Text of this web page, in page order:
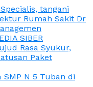
tangani
Rumah Sakit Dr
SIBER
Rasa Syukur,
Paket
SMP N 5 Tuban di